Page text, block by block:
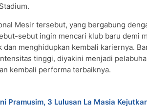
Mesir tersebut, yang bergabung
sebut ingin mencari klub baru demi
dan menghidupkan kembali kariernya.
tinggi, diyakini menjadi
kembali performa terbaiknya.
Pramusim, 3 Lulusan La Masia